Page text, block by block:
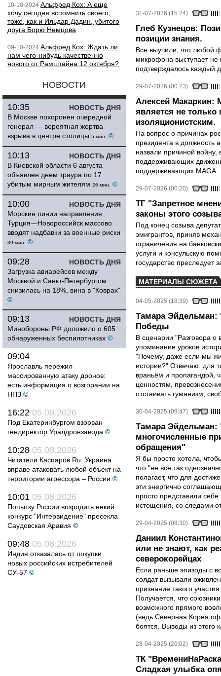
10-10-2024 Альфред Кох: А еще
хочу сегодня вспомнить своего,
тоже, как и Ильдар Дадин, убитого
друга Борю Немцова
09-10-2024 Альфред Кох: Ждать ли
нам чего-нибудь качественно
нового от Рамштайна 12 октября?
НОВОСТИ
НОВОСТЬ ДНЯ
10:35
В Москве похоронен очередной
генерал — вероятная жертва
взрыва в центре столицы 5 мин. ©
НОВОСТЬ ДНЯ
10:13
В Киевской области 6 августа
объявлен днем траура по 17
убитым мирным жителям 26 мин. ©
НОВОСТЬ ДНЯ
10:00
Морские линии направления
Турция—Новороссийск массово
вводят надбавки за военные риски
39 мин. ©
НОВОСТЬ ДНЯ
09:28
Загрузка авиарейсов между
Москвой и Санкт-Петербургом
снизилась на 18%, вина в "Коврах"
©
НОВОСТЬ ДНЯ
09:13
Минобороны РФ доложило о 605
обнаруженных беспилотниках ©
09:04
Ярославль пережил
массированную атаку дронов:
есть информация о возгорании на
НПЗ ©
16:22 05.08.2026
Под Екатеринбургом взорван
гендиректор Уралдронзавода ©
10:28 05.08.2026
Читатели Каспаров.Ru: Украина
вправе атаковать любой объект на
территории агрессора – России ©
10:01 05.08.2026
Попытку России возродить некий
конкурс "Интервидение" пресекла
Саудовская Аравия ©
09:48 05.08.2026
Индия отказалась от покупки
новых российских истребителей
СУ-57 ©
31-07-2026 (15:24)
Глеб Кузнецов:
позиции знания.
Все выучили, что любой
микрофона выступает не
подтверждалось каждый
29-07-2026 (00:23)
Алексей Макаркин:
является не только
изоляционистским.
На вопрос о причинах
президента в должность
назвали причиной войну,
поддерживающих
поддерживающих MAGA.
29-07-2026 (00:20)
ТГ "Запретное
законы этого
Под конец созыва
эмигрантов, приняв
ограничения на
услуги и консульскую
государство преследует
МАТЕРИАЛЫ СЮЖЕТА
04-05-2025 (18:39)
Тамара Эйдельман:
Победы
В сценарии "Разговора о
упоминание уроков
"Почему, даже если мы
истории?" Отвечаю: для
враньём и пропагандой,
ценностям,
отстаивать гуманизм,
30-04-2025 (09:47)
Тамара
многочисленные
обращения"
Я бы просто хотела,
что "не всё так
полагает, что для
эти энергично
просто представили
истощения, со следами
29-04-2025 (08:30)
Даниил
или не знают, как
северокорейцах
Если раньше эпизоды с
солдат вызывали
признание такого
Получается, что
возможного прямого
(ведь Северная Корея
боятся. Выводы из этого
28-04-2025 (20:02)
ТК
Сладкая улыбка